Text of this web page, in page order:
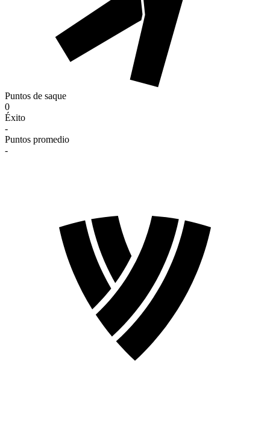
Puntos de saque
0
Éxito
-
Puntos promedio
-